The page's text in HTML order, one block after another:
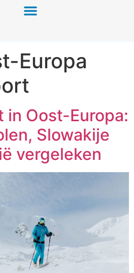
Europa
Oost-Europa:
Slowakije
vergeleken